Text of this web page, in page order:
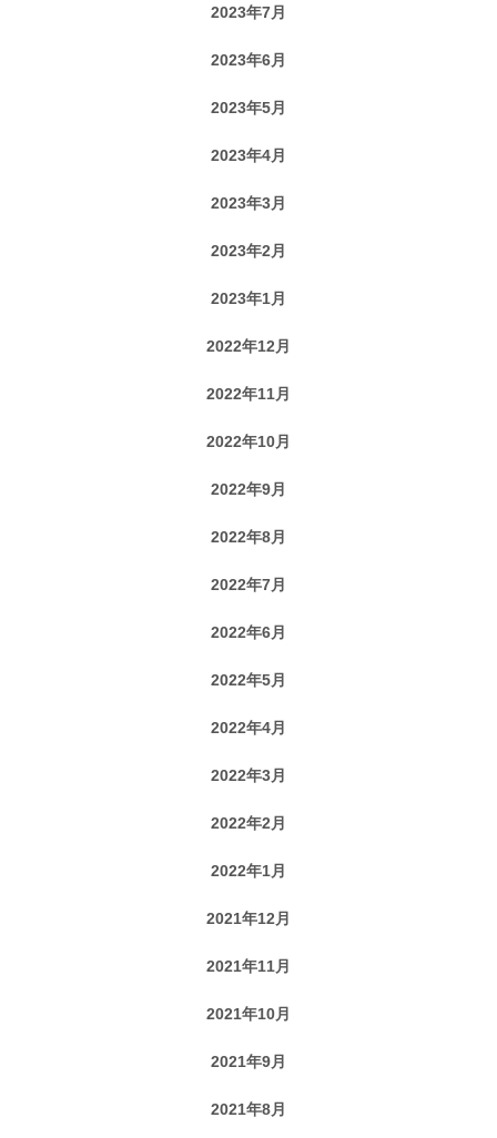
2023年7月
2023年6月
2023年5月
2023年4月
2023年3月
2023年2月
2023年1月
2022年12月
2022年11月
2022年10月
2022年9月
2022年8月
2022年7月
2022年6月
2022年5月
2022年4月
2022年3月
2022年2月
2022年1月
2021年12月
2021年11月
2021年10月
2021年9月
2021年8月